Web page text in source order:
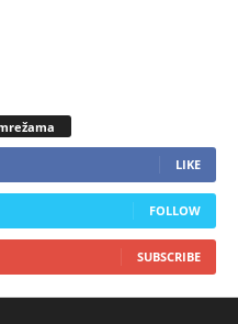
LIKE
FOLLOW
SUBSCRIBE